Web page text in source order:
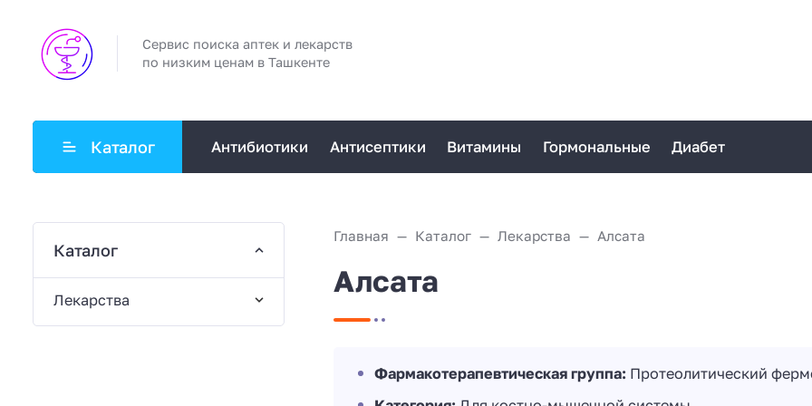
Сервис поиска аптек и лекарств
по низким ценам в Ташкенте
Каталог Антибиотики Антисептики Витамины Гормональные Диабет
Главная Каталог Лекарства Алсата
Алсата
Фармакотерапевтическая группа: Протеолитический
Каталог
Лекарства